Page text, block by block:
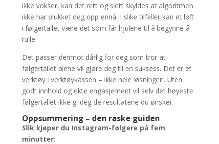
ikke vokser, kan det rett og slett skyldes at algoritmen
ikke har plukket deg opp ennå. I slike tilfeller kan et løft
i følgertallet være det som får hjulene til å begynne å
rulle.
Det passer derimot dårlig for deg som tror at
følgertallet alene vil gjøre deg til en suksess. Det er et
verktøy i verktøykassen – ikke hele løsningen. Uten
godt innhold og ekte engasjement vil selv det høyeste
følgertallet ikke gi deg de resultatene du ønsker.
Oppsummering – den raske guiden
Slik kjøper du Instagram-følgere på fem
minutter: